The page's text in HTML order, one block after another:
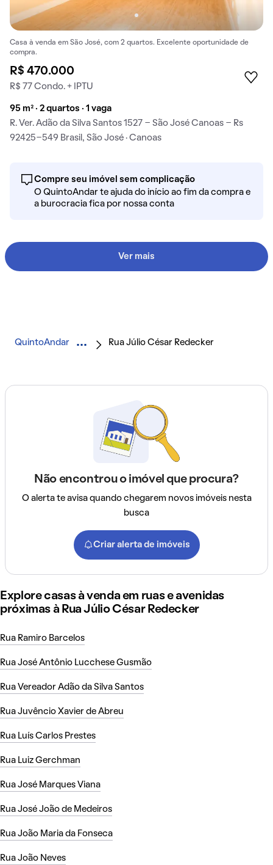
Casa à venda em São José, com 2 quartos. Excelente oportunidade de
compra.
R$ 470.000
R$ 77 Condo. + IPTU
95 m² · 2 quartos · 1 vaga
R. Ver. Adão da Silva Santos 1527 - São José Canoas - Rs
92425-549 Brasil, São José · Canoas
Compre seu imóvel sem complicação
O QuintoAndar te ajuda do início ao fim da compra e
a burocracia fica por nossa conta
Ver mais
QuintoAndar Rua Júlio César Redecker
Não encontrou o imóvel que procura?
O alerta te avisa quando chegarem novos imóveis nesta
busca
Criar alerta de imóveis
Explore casas à venda em ruas e avenidas
próximas à Rua Júlio César Redecker
Rua Ramiro Barcelos
Rua José Antônio Lucchese Gusmão
Rua Vereador Adão da Silva Santos
Rua Juvêncio Xavier de Abreu
Rua Luís Carlos Prestes
Rua Luiz Gerchman
Rua José Marques Viana
Rua José João de Medeiros
Rua João Maria da Fonseca
Rua João Neves